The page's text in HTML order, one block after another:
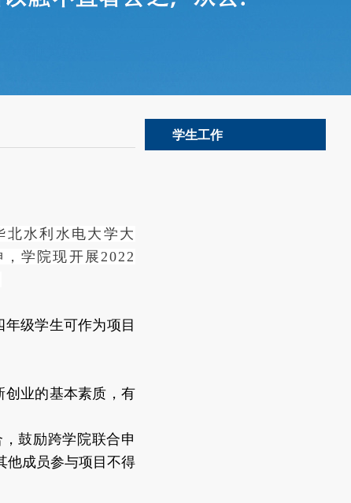
北水利水电大学大
学院现开展2022
级学生可作为项目
创业的基本素质，有
鼓励跨学院联合申
他成员参与项目不得
学生工作